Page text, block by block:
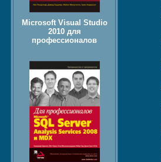
Microsoft Visual Studio
2010 для
профессионалов